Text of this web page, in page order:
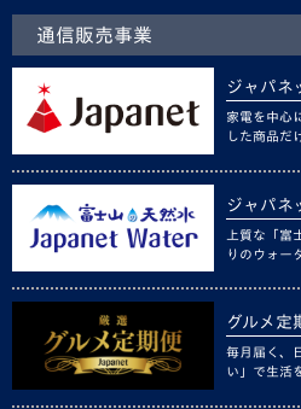
通信販売事業
ジャパネ
家電を中心
した商品だ
ジャパネ
上質な「富
りのウォー
グルメ定
毎月届く、
い」で生活